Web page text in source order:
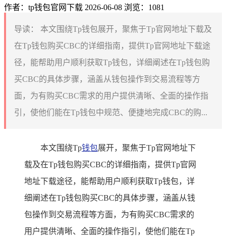
作者：tp钱包官网下载 2026-06-08 浏览：1081
导读：
本文围绕Tp钱包展开，聚焦于Tp官网地址下载及
在Tp钱包购买CBC的详细指南，提供Tp官网地址下载途
径，能帮助用户顺利获取Tp钱包，详细阐述在Tp钱包购
买CBC的具体步骤，涵盖从钱包操作到交易流程等方
面，为有购买CBC需求的用户提供清晰、全面的操作指
引，使他们能在Tp钱包中规范、便捷地完成CBC的购...
本文围绕Tp钱包展开，聚焦于Tp官网地址下
载及在Tp钱包购买CBC的详细指南，提供Tp官网
地址下载途径，能帮助用户顺利获取Tp钱包，详
细阐述在Tp钱包购买CBC的具体步骤，涵盖从钱
包操作到交易流程等方面，为有购买CBC需求的
用户提供清晰、全面的操作指引，使他们能在Tp